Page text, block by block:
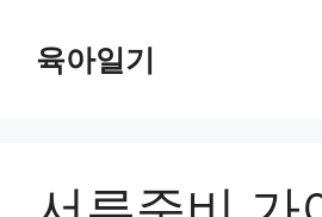
육아일기